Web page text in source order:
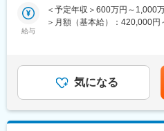
でしょうか。この募集は、そ
ポジション。
＜プロジェクト事例＞
・建設機械メーカー向けWeb
・自動車メーカー向け車載シ
・メーカー向け業務アプリケ
・生産設備DX、IoT関連のシ
給与
＜予定年収＞600万円～1,000
＞月額（基本給）：420,000
する可能性があります。月給(
気になる